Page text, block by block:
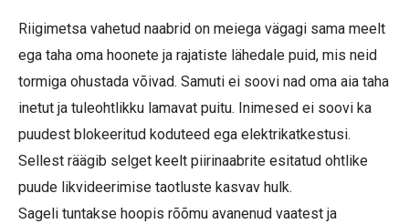
Riigimetsa vahetud naabrid on meiega vägagi sama meelt
ega taha oma hoonete ja rajatiste lähedale puid, mis neid
tormiga ohustada võivad. Samuti ei soovi nad oma aia taha
inetut ja tuleohtlikku lamavat puitu. Inimesed ei soovi ka
puudest blokeeritud koduteed ega elektrikatkestusi.
Sellest räägib selget keelt piirinaabrite esitatud ohtlike
puude likvideerimise taotluste kasvav hulk.
Sageli tuntakse hoopis rõõmu avanenud vaatest ja